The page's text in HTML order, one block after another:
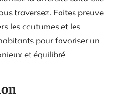
traversez. Faites preuve
les coutumes et les
pour favoriser un
et équilibré.